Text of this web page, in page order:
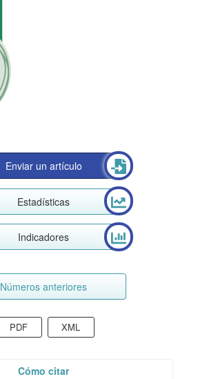
Enviar un artículo
Estadísticas
Indicadores
Números anteriores
PDF XML
Cómo citar